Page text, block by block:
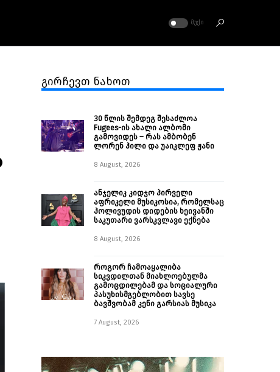
ᲛᲣᲥᲘ
გირჩევთ ნახოთ
30 წლის შემდეგ შესაძლოა
Fugees-ის ახალი ალბომი
გამოვიდეს – რას ამბობენ
ლორენ ჰილი და უაიკლეფ ჟანი
8 August, 2026
ანჯელიკ კიდჯო პირველი
აფრიკელი მუსიკოსია, რომელსაც
ჰოლივუდის დიდების ხეივანში
საკუთარი ვარსკვლავი ექნება
8 August, 2026
როგორ ჩამოაყალიბა
სიკვდილთან მიახლოებულმა
გამოცდილებამ და სოციალური
პასუხისმგებლობით სავსე
ბავშვობამ კენი გარსიას მუსიკა
7 August, 2026